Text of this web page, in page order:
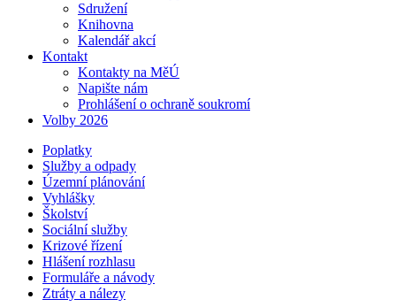
Sdružení
Knihovna
Kalendář akcí
Kontakt
Kontakty na MěÚ
Napište nám
Prohlášení o ochraně soukromí
Volby 2026
Poplatky
Služby a odpady
Územní plánování
Vyhlášky
Školství
Sociální služby
Krizové řízení
Hlášení rozhlasu
Formuláře a návody
Ztráty a nálezy